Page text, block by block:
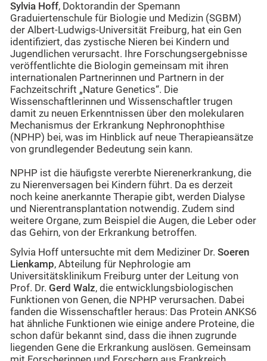
Sylvia Hoff, Doktorandin der Spemann
Graduiertenschule für Biologie und Medizin (SGBM)
der Albert-Ludwigs-Universität Freiburg, hat ein Gen
identifiziert, das zystische Nieren bei Kindern und
Jugendlichen verursacht. Ihre Forschungsergebnisse
veröffentlichte die Biologin gemeinsam mit ihren
internationalen Partnerinnen und Partnern in der
Fachzeitschrift „Nature Genetics“. Die
Wissenschaftlerinnen und Wissenschaftler trugen
damit zu neuen Erkenntnissen über den molekularen
Mechanismus der Erkrankung Nephronophthise
(NPHP) bei, was im Hinblick auf neue Therapieansätze
von grundlegender Bedeutung sein kann.
NPHP ist die häufigste vererbte Nierenerkrankung, die
zu Nierenversagen bei Kindern führt. Da es derzeit
noch keine anerkannte Therapie gibt, werden Dialyse
und Nierentransplantation notwendig. Zudem sind
weitere Organe, zum Beispiel die Augen, die Leber oder
das Gehirn, von der Erkrankung betroffen.
Sylvia Hoff untersuchte mit dem Mediziner Dr. Soeren
Lienkamp, Abteilung für Nephrologie am
Universitätsklinikum Freiburg unter der Leitung von
Prof. Dr. Gerd Walz, die entwicklungsbiologischen
Funktionen von Genen, die NPHP verursachen. Dabei
fanden die Wissenschaftler heraus: Das Protein ANKS6
hat ähnliche Funktionen wie einige andere Proteine, die
schon dafür bekannt sind, dass die ihnen zugrunde
liegenden Gene die Erkrankung auslösen. Gemeinsam